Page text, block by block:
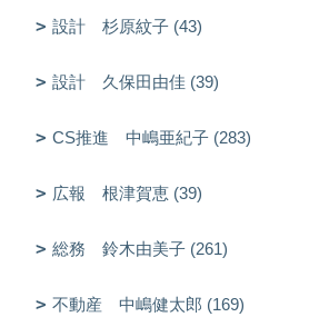
設計 杉原紋子 (43)
設計 久保田由佳 (39)
CS推進 中嶋亜紀子 (283)
広報 根津賀恵 (39)
総務 鈴木由美子 (261)
不動産 中嶋健太郎 (169)